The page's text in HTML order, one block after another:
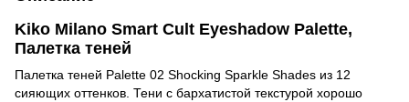
Kiko Milano Smart Cult Eyeshadow Palette,
Палетка теней
Палетка теней Palette 02 Shocking Sparkle Shades из 12
сияющих оттенков. Тени с бархатистой текстурой хорошо